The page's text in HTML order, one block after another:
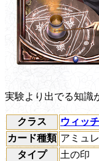
実験より出でる知識
クラス
ウィッ
カード種類 アミュ
タイプ
土の印